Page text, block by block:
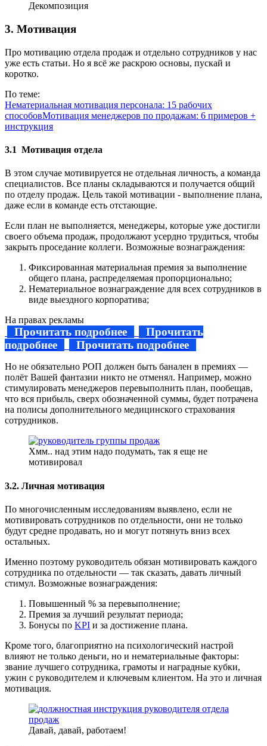
Декомпозиция
3. Мотивация
Про мотивацию отдела продаж и отдельно сотрудников у нас
уже есть статьи. Но я всё же раскрою основы, пускай и
коротко.
По теме:
Нематериальная мотивация персонала: 15 рабочих
способовМотивация менеджеров по продажам: 6 примеров +
инструкция
3.1 Мотивация отдела
В этом случае мотивируется не отдельная личность, а команда
специалистов. Все планы складываются и получается общий
по отделу продаж. Цель такой мотивации - выполнение плана,
даже если в команде есть отстающие.
Если план не выполняется, менеджеры, которые уже достигли
своего объема продаж, продолжают усердно трудиться, чтобы
закрыть проседание коллеги. Возможные вознаграждения:
Фиксированная материальная премия за выполнение
общего плана, распределяемая пропорционально;
Нематериальное вознаграждение для всех сотрудников в
виде выездного корпоратива;
На правах рекламы
Прочитать подробнее
Прочитать
подробнее
Прочитать подробнее
Но не обязательно РОП должен быть банален в премиях —
полёт Вашей фантазии никто не отменял. Например, можно
стимулировать менеджеров перевыполнить план, пообещав,
что вся прибыль, сверх обозначенной суммы, будет потрачена
на полисы дополнительного медицинского страхования
сотрудников.
Хмм.. над этим надо подумать, так я еще не
мотивировал
3.2. Личная мотивация
По многочисленным исследованиям выявлено, если не
мотивировать сотрудников по отдельности, они не только
будут средне продавать, но и могут потянуть вниз всех
остальных.
Именно поэтому руководитель обязан мотивировать каждого
сотрудника по отдельности — так сказать, давать личный
стимул. Возможные вознаграждения:
Повышенный % за перевыполнение;
Премия за лучший результат периода;
Бонусы по KPI и за достижение плана.
Кроме того, благоприятно на психологический настрой
влияют не только деньги, но и нематериальные факторы:
звание лучшего сотрудника, грамоты и наградные кубки,
ужин с руководителем и ключевым клиентом. На это и личная
мотивация.
Давай, давай, работаем!